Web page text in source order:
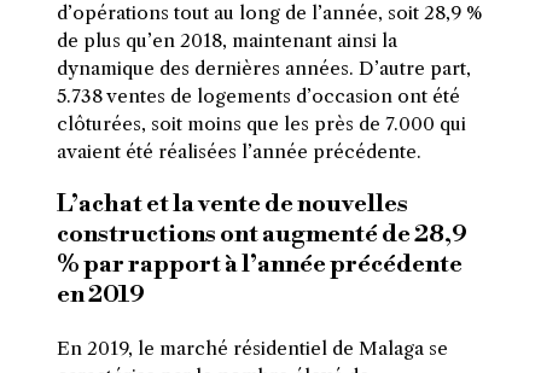
d’opérations tout au long de l’année, soit 28,9 %
de plus qu’en 2018, maintenant ainsi la
dynamique des dernières années. D’autre part,
5.738 ventes de logements d’occasion ont été
clôturées, soit moins que les près de 7.000 qui
avaient été réalisées l’année précédente.
L’achat et la vente de nouvelles
constructions ont augmenté de 28,9
% par rapport à l’année précédente
en 2019
En 2019, le marché résidentiel de Malaga se